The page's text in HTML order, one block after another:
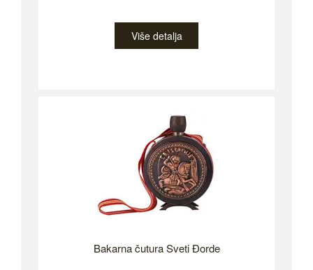
Više detalja
Bakarna čutura Sveti Đorde